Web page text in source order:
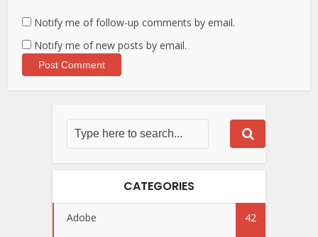
Notify me of follow-up comments by email.
Notify me of new posts by email.
CATEGORIES
Adobe 42